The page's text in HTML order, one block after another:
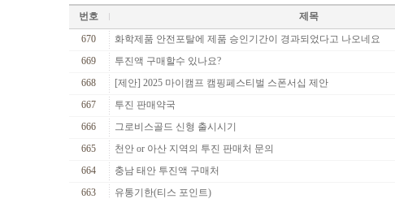
번호 제목
670
화학제품 안전포탈에 제품 승인기간이 경과되었다고 나오네요
669
투진액 구매할수 있나요?
668
[제안] 2025 마이캠프 캠핑페스티벌 스폰서십 제안
667
투진 판매약국
666
그로비스골드 신형 출시시기
665
천안 or 아산 지역의 투진 판매처 문의
664
충남 태안 투진액 구매처
663
유통기한(티스 포인트)